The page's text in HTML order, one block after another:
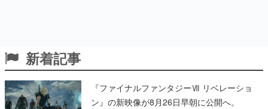
新着記事
『ファイナルファンタジーⅦ リベレーショ
ン』の新映像が8月26日早朝に公開へ。